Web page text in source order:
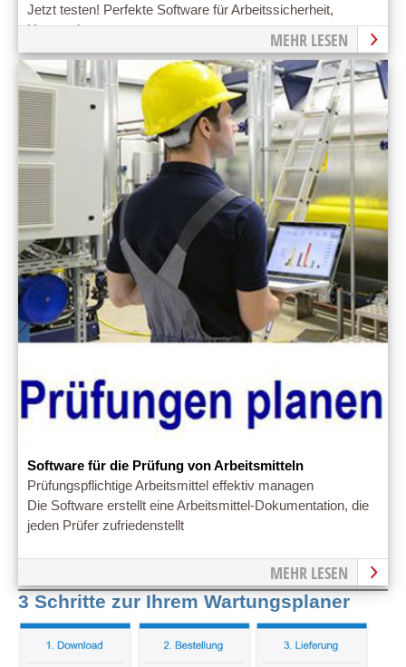
Jetzt testen! Perfekte Software für Arbeitssicherheit,
Unterweisung.
MEHR LESEN
Software für die Prüfung von Arbeitsmitteln
Prüfungspflichtige Arbeitsmittel effektiv managen
Die Software erstellt eine Arbeitsmittel-Dokumentation, die
jeden Prüfer zufriedenstellt
MEHR LESEN
3 Schritte zur Ihrem Wartungsplaner